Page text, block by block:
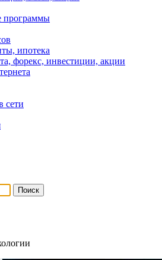
программы
ипотека
форекс, инвестиции, акции
сети